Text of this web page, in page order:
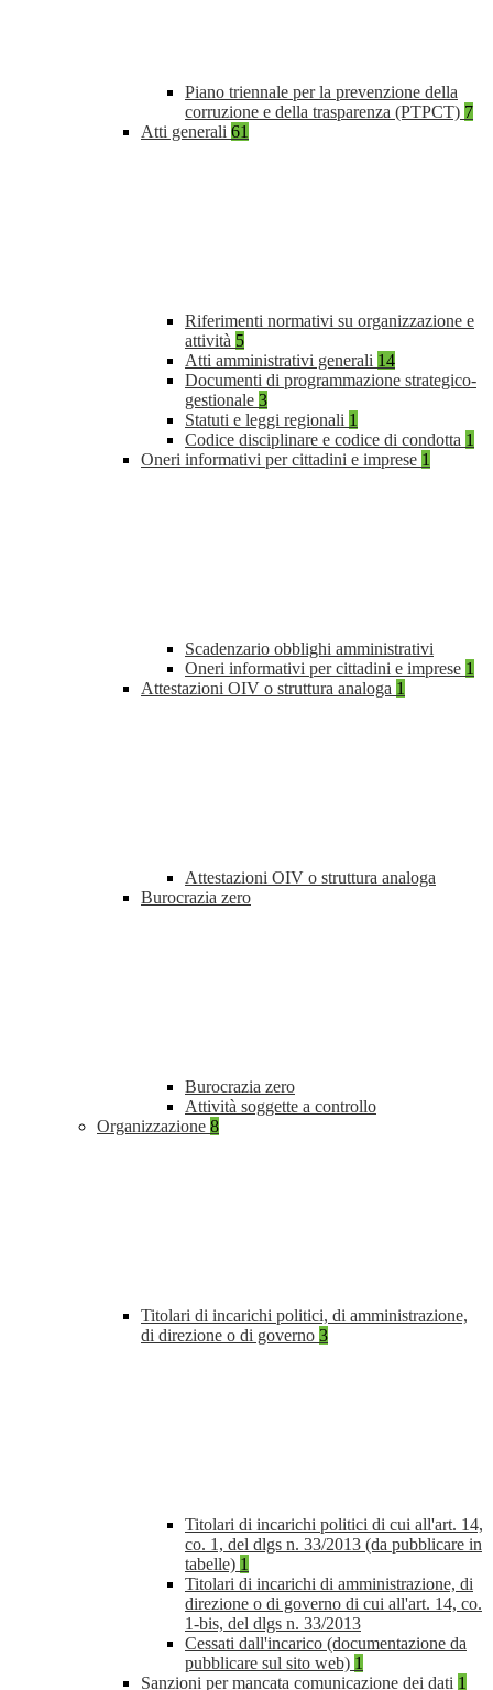
Piano triennale per la prevenzione della
corruzione e della trasparenza (PTPCT) 7
Atti generali 61
Riferimenti normativi su organizzazione e
attività 5
Atti amministrativi generali 14
Documenti di programmazione strategico-
gestionale 3
Statuti e leggi regionali 1
Codice disciplinare e codice di condotta 1
Oneri informativi per cittadini e imprese 1
Scadenzario obblighi amministrativi
Oneri informativi per cittadini e imprese 1
Attestazioni OIV o struttura analoga 1
Attestazioni OIV o struttura analoga
Burocrazia zero
Burocrazia zero
Attività soggette a controllo
Organizzazione 8
Titolari di incarichi politici, di amministrazione,
di direzione o di governo 3
Titolari di incarichi politici di cui all'art. 14,
co. 1, del dlgs n. 33/2013 (da pubblicare in
tabelle) 1
Titolari di incarichi di amministrazione, di
direzione o di governo di cui all'art. 14, co.
1-bis, del dlgs n. 33/2013
Cessati dall'incarico (documentazione da
pubblicare sul sito web) 1
Sanzioni per mancata comunicazione dei dati 1